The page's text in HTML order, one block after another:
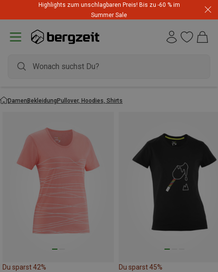
Highlights zum unschlagbaren Preis! Bis zu -60 % im
Summer Sale
DamenBekleidungPullover, Hoodies, Shirts
Du sparst 42% Du sparst 45%